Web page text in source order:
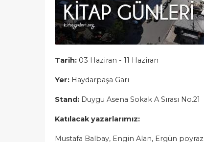
Tarih: 03 Haziran - 11 Haziran
Yer: Haydarpaşa Garı
Stand: Duygu Asena Sokak A Sırası No.21
Katılacak yazarlarımız:
Mustafa Balbay, Engin Alan, Ergün poyraz